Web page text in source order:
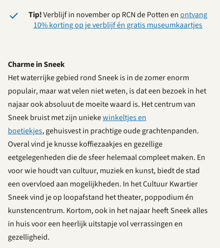
Tip!Verblijf in november op RCN de Potten enontvang
10% korting op je verblijf én gratis museumkaartjes
Charme in Sneek
Het waterrijke gebied rond Sneek is in de zomer enorm
populair, maar wat velen niet weten, is dat een bezoek in het
najaar ook absoluut de moeite waard is. Het centrum van
Sneek bruist met zijn uniekewinkeltjes en
boetiekjes, gehuisvest in prachtige oude grachtenpanden.
Overal vind je knusse koffiezaakjes en gezellige
eetgelegenheden die de sfeer helemaal compleet maken. En
voor wie houdt van cultuur, muziek en kunst, biedt de stad
een overvloed aan mogelijkheden. In het Cultuur Kwartier
Sneek vind je op loopafstand het theater, poppodium én
kunstencentrum. Kortom, ook in het najaar heeft Sneek alles
in huis voor een heerlijk uitstapje vol verrassingen en
gezelligheid.